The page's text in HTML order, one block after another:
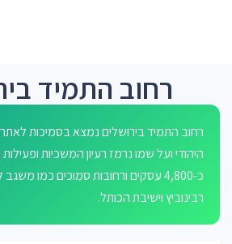
רחוב התמיד
רחוב התמיד בירושלים נמצא בסמיכות
היהודי ועל שמו נרמז רעיון המשכיות
כ-4,800 עסקים ורחובות סמוכים כמו
רבינוביץ וישיבת הכותל.